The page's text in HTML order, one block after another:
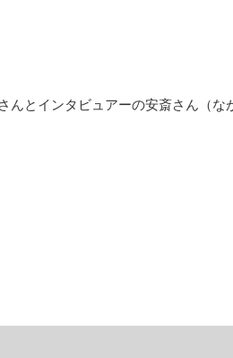
とインタビュアーの安斎さん（な